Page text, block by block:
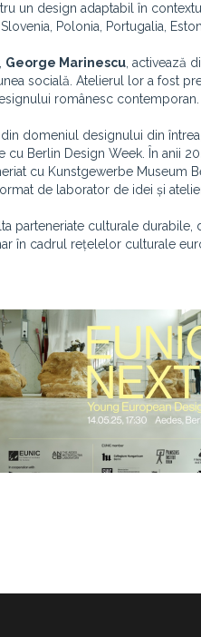
un design adaptabil în
Polonia, Portugalia,
George Marinescu , activează
socială. Atelierul lor a fost
românesc contemporan.
domeniul designului din
cu Berlin Design Week. În anii
cu Kunstgewerbe Museum
de laborator de idei și
parteneriate culturale
în cadrul rețelelor culturale